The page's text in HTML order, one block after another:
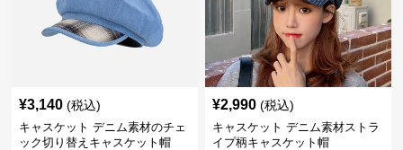
¥3,140 (税込)
キャスケット デニム素材のチェ
ック切り替えキャスケット帽
¥2,990 (税込)
キャスケット デニム素材ストラ
イプ柄キャスケット帽